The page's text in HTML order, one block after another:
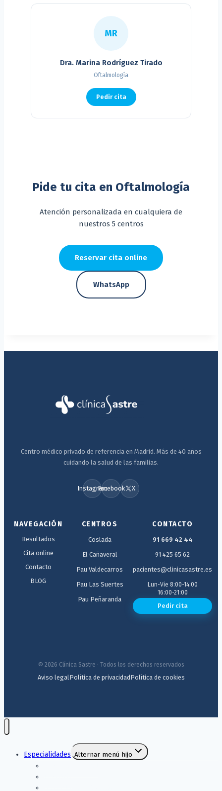
MR
Dra. Marina Rodríguez Tirado
Oftalmología
Pedir cita
Pide tu cita en Oftalmología
Atención personalizada en cualquiera de
nuestros 5 centros
Reservar cita online
WhatsApp
Centro médico privado de referencia en Madrid. Más de 40 años
cuidando la salud de las familias.
InstagramFacebook X
NAVEGACIÓN
Resultados
Cita online
Contacto
BLOG
CENTROS
Coslada
El Cañaveral
Pau Valdecarros
Pau Las Suertes
Pau Peñaranda
CONTACTO
91 669 42 44
91 425 65 62
pacientes@clinicasastre.es
Lun-Vie 8:00-14:00
16:00-21:00
Pedir cita
© 2026 Clínica Sastre · Todos los derechos reservados
Aviso legal Política de privacidadPolítica de cookies
Especialidades Alternar menú hijo